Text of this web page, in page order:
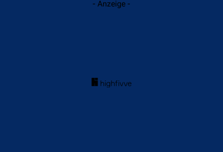
die Dinge heutzutage komplizierter, aber jeder Spieler